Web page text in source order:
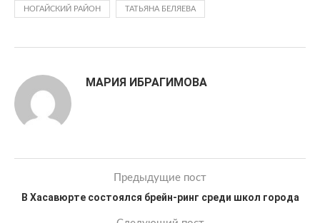
НОГАЙСКИЙ РАЙОН ТАТЬЯНА БЕЛЯЕВА
МАРИЯ ИБРАГИМОВА
Предыдущие пост
В Хасавюрте состоялся брейн-ринг среди школ города